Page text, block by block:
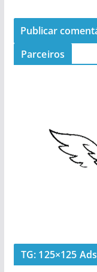
Parceiros
TG: 125×125 Ads